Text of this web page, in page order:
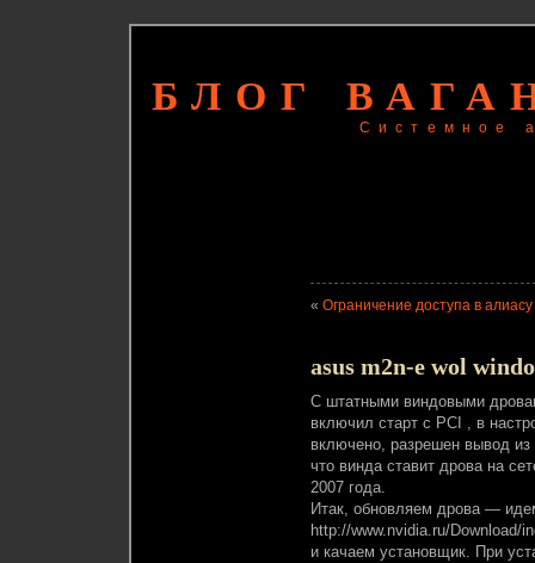
БЛОГ
Системное
« Ограничение доступа в
asus m2n-e wol
С штатными виндовыми
включил старт с PCI , в
включено, разрешен вывод
что винда ставит дрова на
2007 года.
Итак, обновляем дрова —
http://www.nvidia.ru/Download/
и качаем установщик. При